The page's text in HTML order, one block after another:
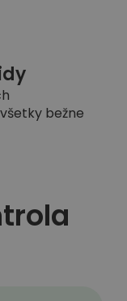
bežne